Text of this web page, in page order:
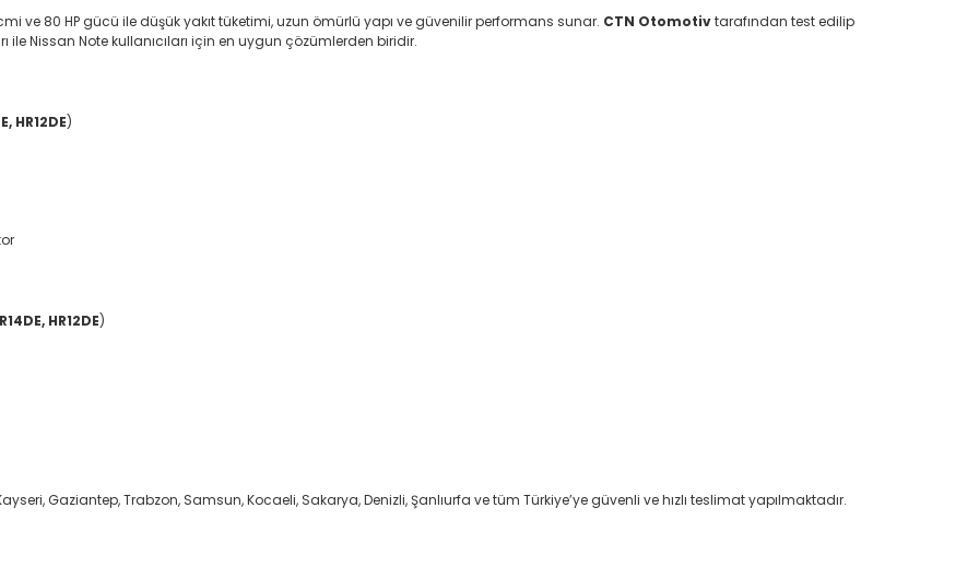
ve 80 HP gücü ile düşük yakıt tüketimi, uzun ömürlü yapı ve güvenilir performans sunar. CTN Otomotivtarafından test edilip
Nissan Note kullanıcıları için en uygun çözümlerden biridir.
HR12DE)
HR12DE)
Gaziantep, Trabzon, Samsun, Kocaeli, Sakarya, Denizli, Şanlıurfa ve tüm Türkiye’ye güvenli ve hızlı teslimat yapılmaktadır.